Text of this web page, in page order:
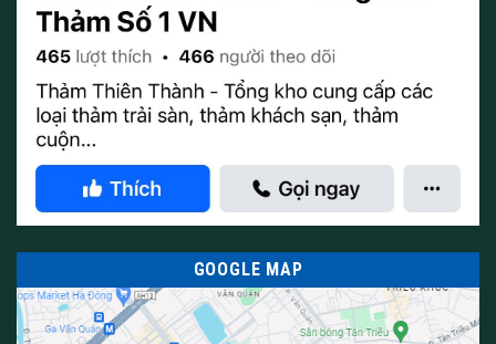
GOOGLE MAP